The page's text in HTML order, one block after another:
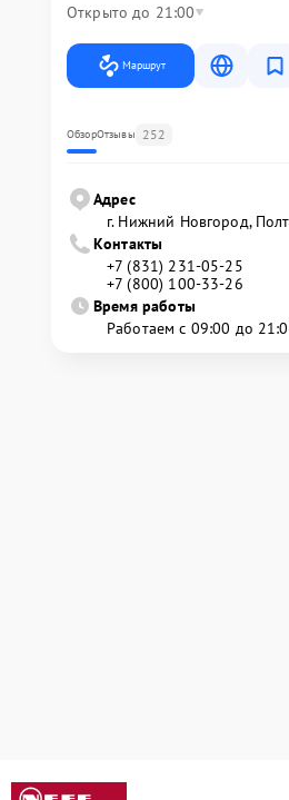
Открыто до 21:00
Маршрут
ОбзорОтзывы 252
Адрес
г. Нижний Новгород,
Контакты
+7 (831) 231-05-25
+7 (800) 100-33-26
Время работы
Работаем с 09:00 до